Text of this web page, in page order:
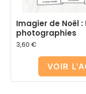
Imagier de Noël :
photographies
3,60 €
VOIR